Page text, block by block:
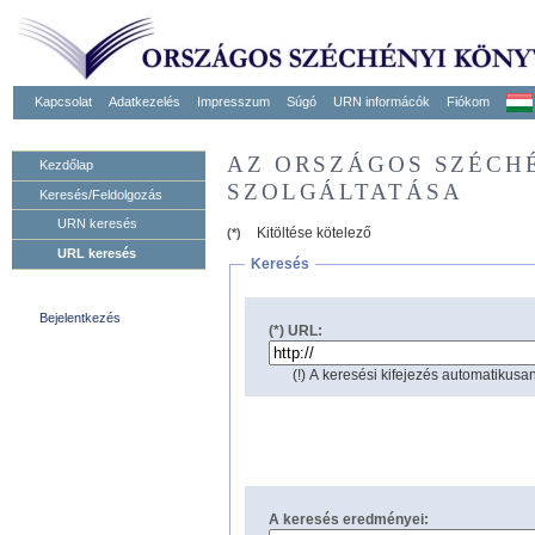
Kapcsolat Adatkezelés Impresszum Súgó URN informácók Fiókom
Kezdőlap
Keresés/Feldolgozás
URN keresés
URL keresés
Bejelentkezés
AZ ORSZÁGOS
SZOLGÁLTATÁSA
(*)
Kitöltése kötelező
Keresés
(*) URL:
(!) A keresési kifejezés
A keresés eredményei: